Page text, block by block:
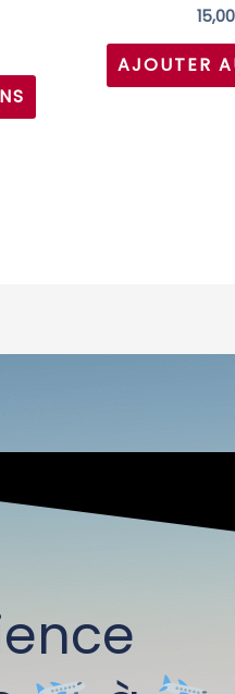
du
15,00
AJOUTER